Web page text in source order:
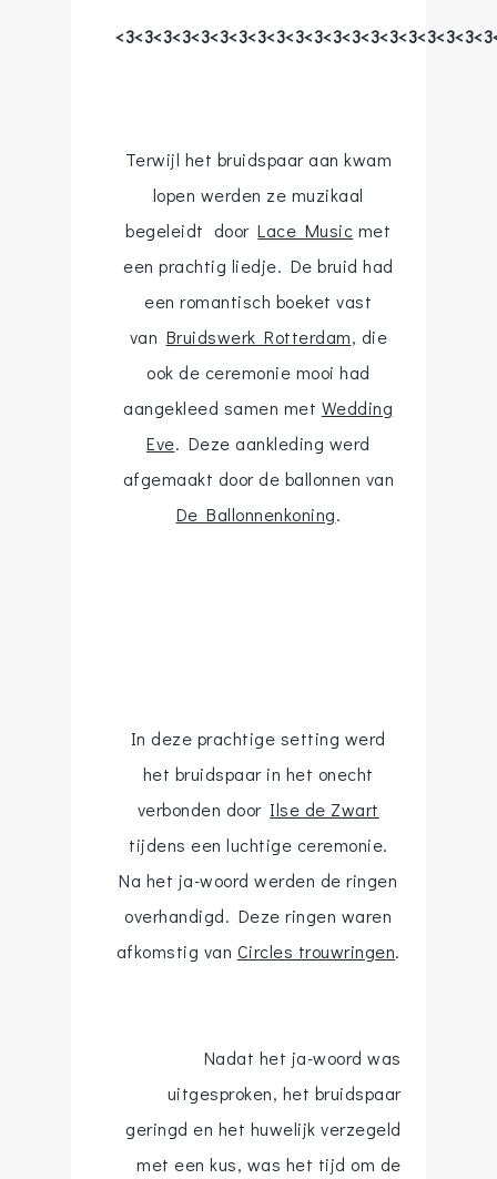
Terwijl het bruidspaar aan kwam
lopen werden ze muzikaal
begeleidt doorLace Music met
een prachtig liedje. De bruid had
een romantisch boeket vast
van Bruidswerk Rotterdam, die
ook de ceremonie mooi had
aangekleed samen met Wedding
Eve. Deze aankleding werd
afgemaakt door de ballonnen van
De Ballonnenkoning.
In deze prachtige setting werd
het bruidspaar in het onecht
verbonden door Ilse de Zwart
tijdens een luchtige ceremonie.
Na het ja-woord werden de ringen
overhandigd. Deze ringen waren
afkomstig van Circles trouwringen.
Nadat het ja-woord was
uitgesproken, het bruidspaar
geringd en het huwelijk verzegeld
met een kus, was het tijd om de